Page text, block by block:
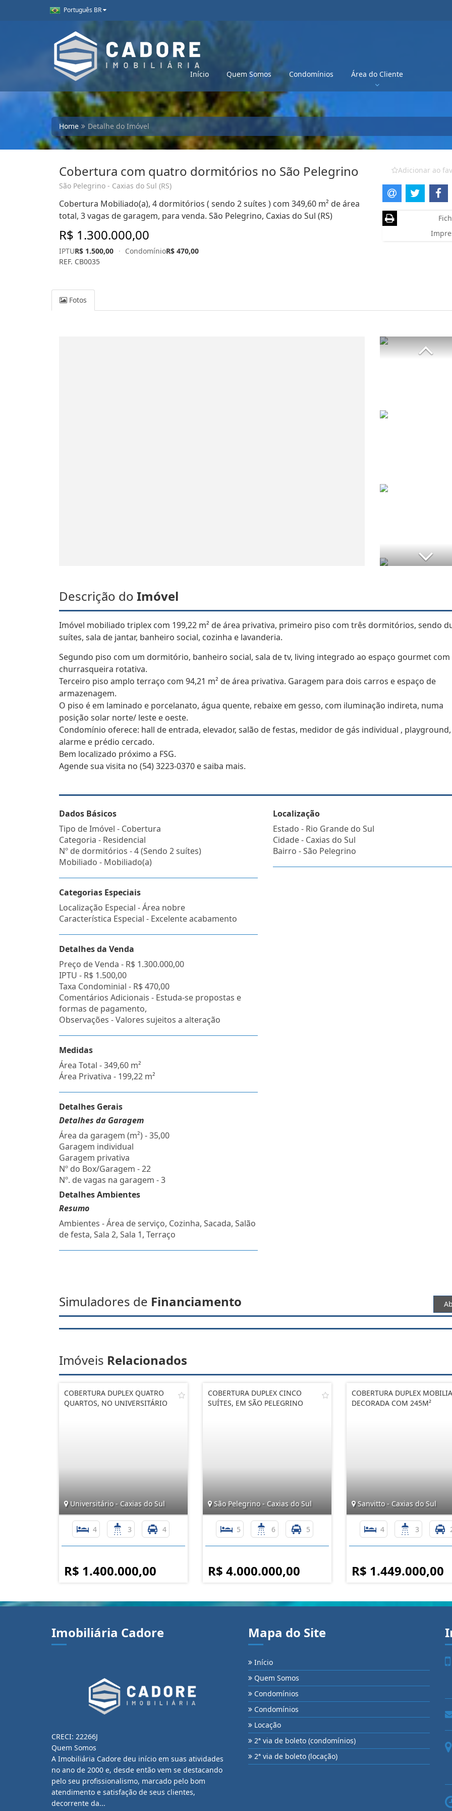
Português BR
Início Quem Somos Condomínios Área do Cliente
Home Detalhe do Imóvel
Cobertura com quatro dormitórios no São Pelegrino
São Pelegrino - Caxias do Sul (RS)
Cobertura Mobiliado(a), 4 dormitórios ( sendo 2 suítes ) com 349,60 m² de área
total, 3 vagas de garagem, para venda. São Pelegrino, Caxias do Sul (RS)
R$ 1.300.000,00
IPTUR$ 1.500,00 · CondomínioR$ 470,00
REF. CB0035
Adicionar ao
Fotos
Descrição do Imóvel
Imóvel mobiliado triplex com 199,22 m² de área privativa, primeiro piso com três dormitórios, sendo
suítes, sala de jantar, banheiro social, cozinha e lavanderia.
Segundo piso com um dormitório, banheiro social, sala de tv, living integrado ao espaço gourmet com
churrasqueira rotativa.
Terceiro piso amplo terraço com 94,21 m² de área privativa. Garagem para dois carros e espaço de
armazenagem.
O piso é em laminado e porcelanato, água quente, rebaixe em gesso, com iluminação indireta, numa
posição solar norte/ leste e oeste.
Condomínio oferece: hall de entrada, elevador, salão de festas, medidor de gás individual , playground,
alarme e prédio cercado.
Bem localizado próximo a FSG.
Agende sua visita no (54) 3223-0370 e saiba mais.
Dados Básicos
Tipo de Imóvel - Cobertura
Categoria - Residencial
Nº de dormitórios - 4 (Sendo 2 suítes)
Mobiliado - Mobiliado(a)
Categorias Especiais
Localização Especial - Área nobre
Característica Especial - Excelente acabamento
Detalhes da Venda
Preço de Venda - R$ 1.300.000,00
IPTU - R$ 1.500,00
Taxa Condominial - R$ 470,00
Comentários Adicionais - Estuda-se propostas e
formas de pagamento,
Observações - Valores sujeitos a alteração
Medidas
Área Total - 349,60 m²
Área Privativa - 199,22 m²
Detalhes Gerais
Detalhes da Garagem
Área da garagem (m²) - 35,00
Garagem individual
Garagem privativa
Nº do Box/Garagem - 22
Nº. de vagas na garagem - 3
Detalhes Ambientes
Resumo
Ambientes - Área de serviço, Cozinha, Sacada, Salão
de festa, Sala 2, Sala 1, Terraço
Localização
Estado - Rio Grande do Sul
Cidade - Caxias do Sul
Bairro -São Pelegrino
Simuladores de Financiamento
Imóveis Relacionados
COBERTURA DUPLEX QUATRO
QUARTOS, NO UNIVERSITÁRIO
Universitário - Caxias do Sul
4 3 4
R$ 1.400.000,00
COBERTURA DUPLEX CINCO
SUÍTES, EM SÃO PELEGRINO
São Pelegrino - Caxias do Sul
5 6 5
R$ 4.000.000,00
COBERTURA DUPLEX
DECORADA COM 245M²
Sanvitto - Caxias do Sul
4 3
R$ 1.449.000,00
Imobiliária Cadore
CRECI: 22266J
Quem Somos
A Imobiliária Cadore deu início em suas atividades
no ano de 2000 e, desde então vem se destacando
pelo seu profissionalismo, marcado pelo bom
atendimento e satisfação de seus clientes,
decorrente da...
Mapa do Site
Início
Quem Somos
Condomínios
Condomínios
Locação
2ª via de boleto (condomínios)
2ª via de boleto (locação)